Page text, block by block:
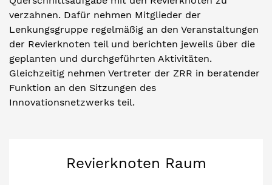
verzahnen. Dafür nehmen Mitglieder der
Lenkungsgruppe regelmäßig an den Veranstaltungen
der Revierknoten teil und berichten jeweils über die
geplanten und durchgeführten Aktivitäten.
Gleichzeitig nehmen Vertreter der ZRR in beratender
Funktion an den Sitzungen des
Innovationsnetzwerks teil.
Revierknoten Raum